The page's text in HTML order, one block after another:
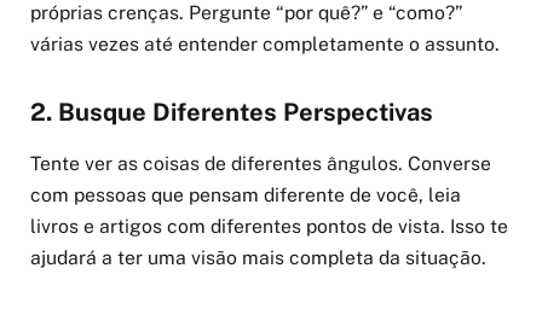
próprias crenças. Pergunte “por quê?” e “como?”
várias vezes até entender completamente o assunto.
2. Busque Diferentes Perspectivas
Tente ver as coisas de diferentes ângulos. Converse
com pessoas que pensam diferente de você, leia
livros e artigos com diferentes pontos de vista. Isso te
ajudará a ter uma visão mais completa da situação.